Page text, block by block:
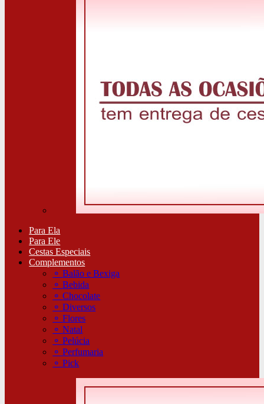
Para Ela
Para Ele
Cestas Especiais
Complementos
⚬Balão e Bexiga
⚬Bebida
⚬Chocolate
⚬Diversos
⚬Flores
⚬Natal
⚬Pelúcia
⚬Perfumaria
⚬Pick